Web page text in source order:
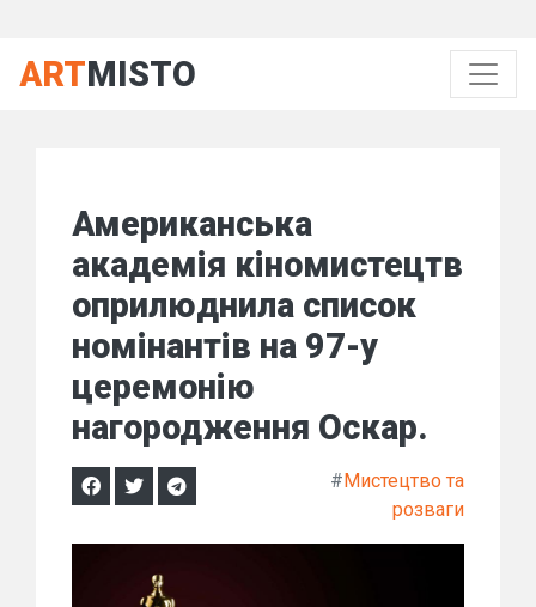
ARTMISTO
Американська
академія кіномистецтв
оприлюднила список
номінантів на 97-у
церемонію
нагородження Оскар.
#Мистецтво та
розваги